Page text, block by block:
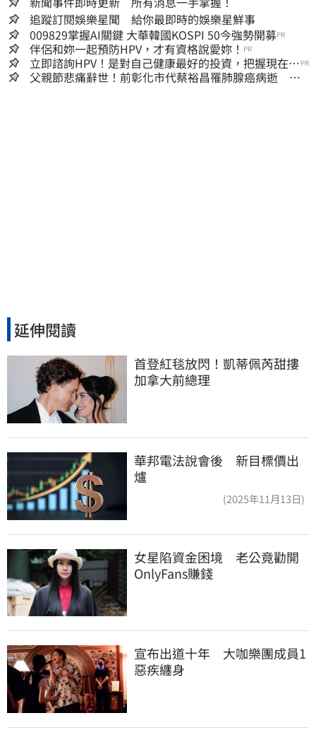
追蹤訂閱娛樂星聞 給你最即時的娛樂星鮮事
009829掌握AI關鍵 大華韓國KOSPI 50今強勢開募PR
伴侶和妳一起預防HPV，才有資格說愛妳！ PR
立即諮詢HPV！是對自己健康最好的投資，把握現在不
嫌晚！
PR
父親節悲痛辭世！前彰化市代蔡裕昌罹肺腺癌病逝 享
延伸閱讀
首登紅毯放閃！凱蒂佩芮甜摟
加拿大前總理
華邦電法說會後 新目標價出
爐
(2025年11月13日)
女星陷資金困境　老公竟勸開
OnlyFans賺錢
宣布出道十年　大咖樂團成員1
惡疾纏身